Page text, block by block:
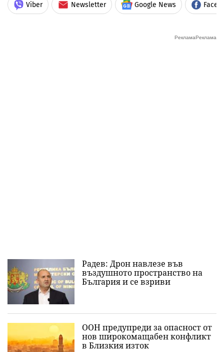
Viber Newsletter Google News
Радев: Дрон навлезе във
въздушното пространство на
България и се взриви
ООН предупреди за опасност от
нов широкомащабен конфликт
в Близкия изток